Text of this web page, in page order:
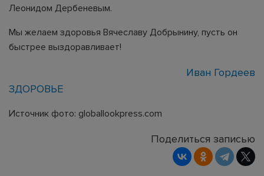
Леонидом Дербеневым.
Мы желаем здоровья Вячеславу Добрынину, пусть он
быстрее выздоравливает!
Иван Гордеев
ЗДОРОВЬЕ
Источник фото: globallookpress.com
Поделиться записью